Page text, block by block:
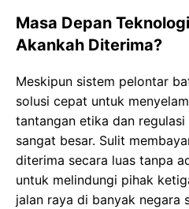
Masa Depan
Akankah Diterima?
Meskipun sistem pelontar
solusi cepat untuk
tantangan etika dan
sangat besar. Sulit
diterima secara luas tanpa
untuk melindungi pihak
jalan raya di banyak negara